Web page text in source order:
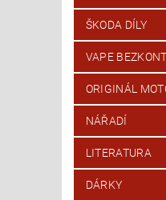
ŠKODA DÍLY
VAPE
ORIGINÁL
NÁŘADÍ
LITERATURA
DÁRKY